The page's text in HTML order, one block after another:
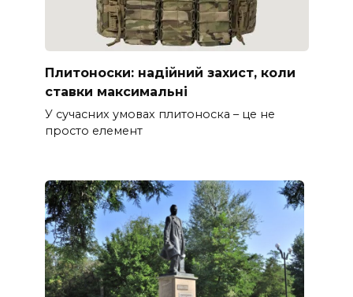
Плитоноски: надійний захист, коли
ставки максимальні
У сучасних умовах плитоноска – це не
просто елемент